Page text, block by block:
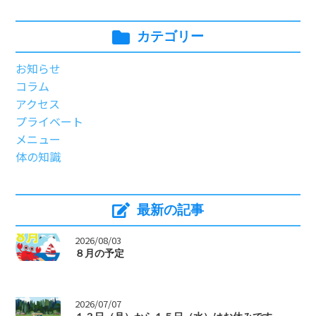
カテゴリー
お知らせ
コラム
アクセス
プライベート
メニュー
体の知識
最新の記事
> 2026/08/03
８月の予定
> 2026/07/07